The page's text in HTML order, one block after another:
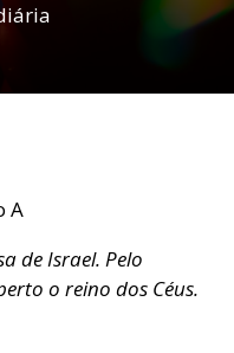
A
de Israel. Pelo
o reino dos Céus.